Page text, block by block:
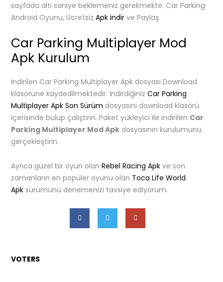
sayfada altı saniye beklemeniz gerekmekte. Car Parking
Android Oyunu, ÜcretsizApk indir ve Paylaş
Car Parking Multiplayer Mod
Apk Kurulum
İndirilen Car Parking Multiplayer Apk dosyası Download
klasörüne kaydedilmektedir. İndirdiğinizCar Parking
Multiplayer Apk Son Sürüm dosyasını download klasörü
içerisinde bulup çalıştırın. Paket yükleyici ile indirilen Car
Parking Multiplayer Mod Apk dosyasının kurulumunu
gerçekleştirin.
Ayrıca güzel bir oyun olanRebel Racing Apk ve son
zamanların en popüler oyunu olan Toca Life World
Apk sürümünü denemenizi tavsiye ediyorum.
VOTERS